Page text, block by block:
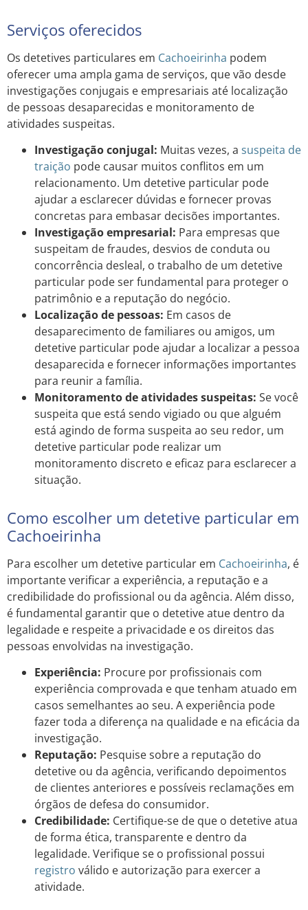
Serviços oferecidos
Os detetives particulares em Cachoeirinha podem
oferecer uma ampla gama de serviços, que vão desde
investigações conjugais e empresariais até localização
de pessoas desaparecidas e monitoramento de
atividades suspeitas.
Investigação conjugal: Muitas vezes, a suspeita de
traição pode causar muitos conflitos em um
relacionamento. Um detetive particular pode
ajudar a esclarecer dúvidas e fornecer provas
concretas para embasar decisões importantes.
Investigação empresarial: Para empresas que
suspeitam de fraudes, desvios de conduta ou
concorrência desleal, o trabalho de um detetive
particular pode ser fundamental para proteger o
patrimônio e a reputação do negócio.
Localização de pessoas: Em casos de
desaparecimento de familiares ou amigos, um
detetive particular pode ajudar a localizar a pessoa
desaparecida e fornecer informações importantes
para reunir a família.
Monitoramento de atividades suspeitas: Se você
suspeita que está sendo vigiado ou que alguém
está agindo de forma suspeita ao seu redor, um
detetive particular pode realizar um
monitoramento discreto e eficaz para esclarecer a
situação.
Como escolher um detetive particular em
Cachoeirinha
Para escolher um detetive particular em Cachoeirinha, é
importante verificar a experiência, a reputação e a
credibilidade do profissional ou da agência. Além disso,
é fundamental garantir que o detetive atue dentro da
legalidade e respeite a privacidade e os direitos das
pessoas envolvidas na investigação.
Experiência: Procure por profissionais com
experiência comprovada e que tenham atuado em
casos semelhantes ao seu. A experiência pode
fazer toda a diferença na qualidade e na eficácia da
investigação.
Reputação: Pesquise sobre a reputação do
detetive ou da agência, verificando depoimentos
de clientes anteriores e possíveis reclamações em
órgãos de defesa do consumidor.
Credibilidade: Certifique-se de que o detetive atua
de forma ética, transparente e dentro da
legalidade. Verifique se o profissional possui
registro válido e autorização para exercer a
atividade.